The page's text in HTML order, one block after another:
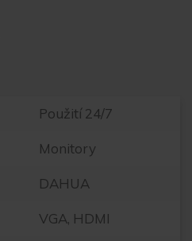
Použití 24/7
Monitory
DAHUA
VGA, HDMI